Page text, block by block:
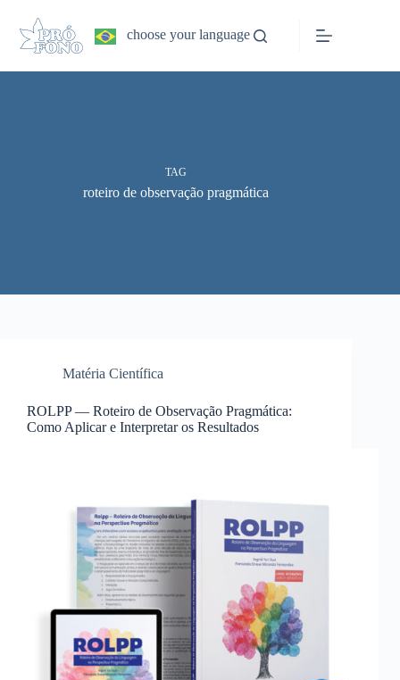
conteúdo
choose your language
TAG
roteiro de observação pragmática
Matéria Científica
ROLPP — Roteiro de Observação Pragmática:
Como Aplicar e Interpretar os Resultados